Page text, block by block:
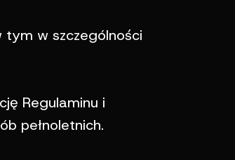
tym w szczególności
Regulaminu i
pełnoletnich.